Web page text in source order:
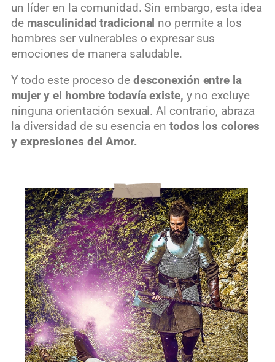
un líder en la comunidad. Sin embargo, esta idea
de masculinidad tradicional no permite a los
hombres ser vulnerables o expresar sus
emociones de manera saludable.
Y todo este proceso de desconexión entre la
mujer y el hombre todavía existe, y no excluye
ninguna orientación sexual. Al contrario, abraza
la diversidad de su esencia en todos los colores
y expresiones del Amor.